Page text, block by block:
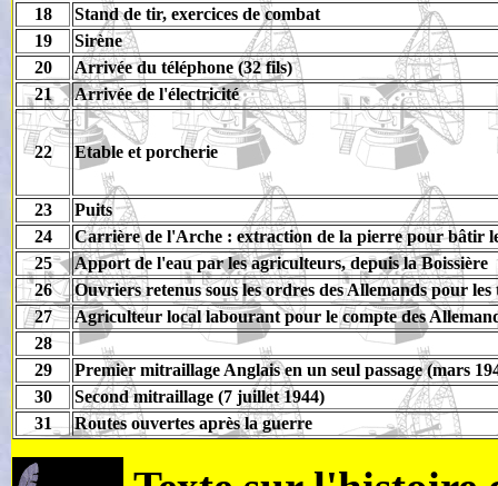
18
Stand de tir, exercices de combat
19
Sirène
20
Arrivée du téléphone (32 fils)
21
Arrivée de l'électricité
22 Etable et porcherie
23
Puits
24
Carrière de l'Arche : extraction de la pierre pour bâtir
25
Apport de l'eau par les agriculteurs, depuis la Boissière
26
Ouvriers retenus sous les ordres des Allemands pour
27
Agriculteur local labourant pour le compte des
28
29
Premier mitraillage Anglais en un seul passage (mars
30
Second mitraillage (7 juillet 1944)
31
Routes ouvertes après la guerre